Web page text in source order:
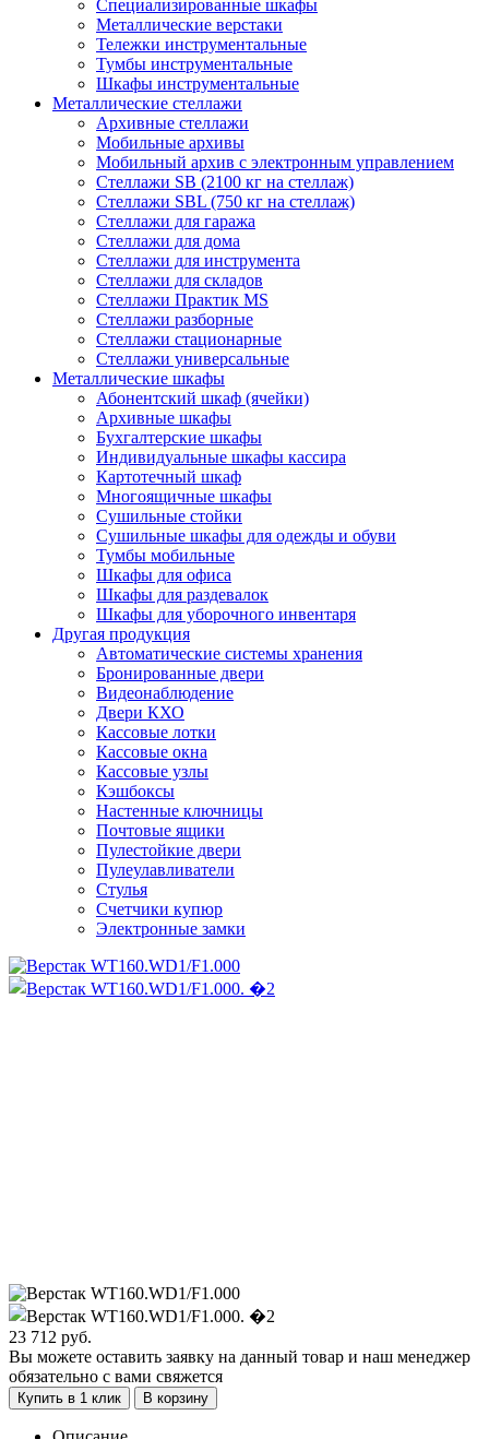
Cпециализированные шкафы
Металлические верстаки
Тележки инструментальные
Тумбы инструментальные
Шкафы инструментальные
Металлические стеллажи
Архивные стеллажи
Мобильные архивы
Мобильный архив с электронным управлением
Стеллажи SB (2100 кг на стеллаж)
Стеллажи SBL (750 кг на стеллаж)
Стеллажи для гаража
Стеллажи для дома
Стеллажи для инструмента
Стеллажи для складов
Стеллажи Практик MS
Стеллажи разборные
Стеллажи стационарные
Стеллажи универсальные
Металлические шкафы
Абонентский шкаф (ячейки)
Архивные шкафы
Бухгалтерские шкафы
Индивидуальные шкафы кассира
Картотечный шкаф
Многоящичные шкафы
Сушильные стойки
Сушильные шкафы для одежды и обуви
Тумбы мобильные
Шкафы для офиса
Шкафы для раздевалок
Шкафы для уборочного инвентаря
Другая продукция
Автоматические системы хранения
Бронированные двери
Видеонаблюдение
Двери КХО
Кассовые лотки
Кассовые окна
Кассовые узлы
Кэшбоксы
Настенные ключницы
Почтовые ящики
Пулестойкие двери
Пулеулавливатели
Стулья
Счетчики купюр
Электронные замки
23 712 руб.
Вы можете оставить заявку на данный товар и наш менеджер
обязательно с вами свяжется
Купить в 1 клик В корзину